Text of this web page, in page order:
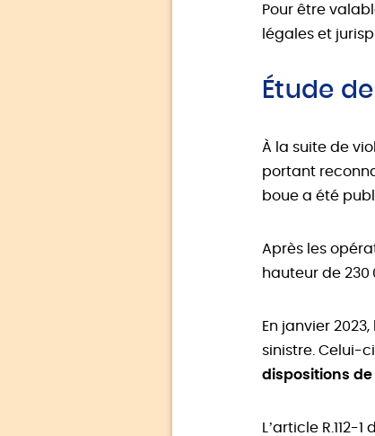
Pour être
légales et
Étude
À la suite de
portant
boue a été
Après les
hauteur de 230
En janvier
sinistre. Celui-
dispositions de
L’article